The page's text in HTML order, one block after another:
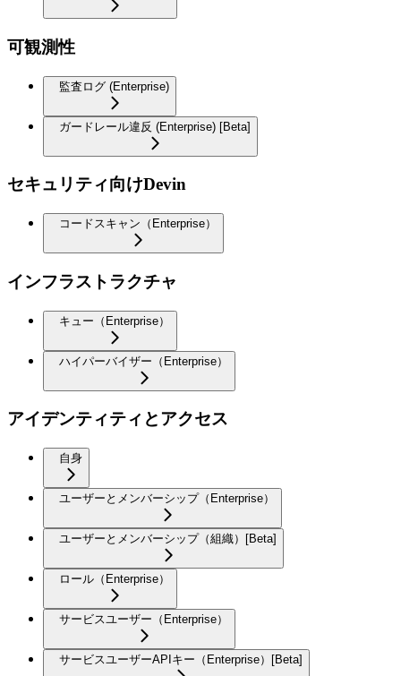
可観測性
監査ログ (Enterprise)
ガードレール違反 (Enterprise) [Beta]
セキュリティ向けDevin
コードスキャン（Enterprise）
インフラストラクチャ
キュー（Enterprise）
ハイパーバイザー（Enterprise）
アイデンティティとアクセス
自身
ユーザーとメンバーシップ（Enterprise）
ユーザーとメンバーシップ（組織）[Beta]
ロール（Enterprise）
サービスユーザー（Enterprise）
サービスユーザーAPIキー（Enterprise）[Beta]